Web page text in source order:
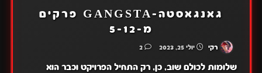
גאנגאסטה-GANGSTA פרקים
מ-5-12
רקי יולי 25, 2023 2
שלומות לכולם שוב, כן, רק התחיל הפרויקט וכבר הוא